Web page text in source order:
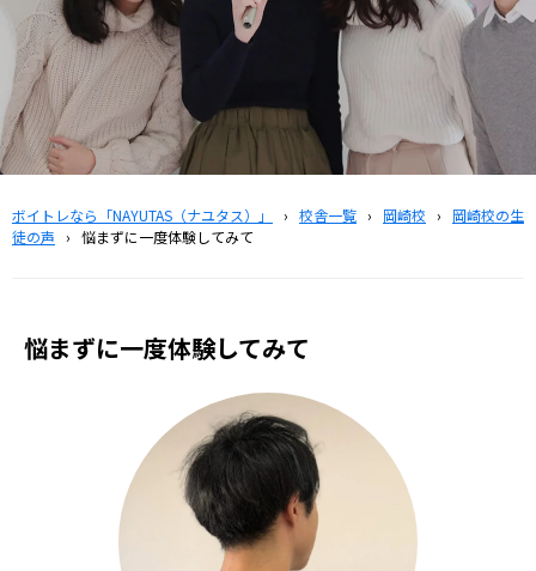
ボイトレなら「NAYUTAS（ナユタス）」 › 校舎一覧 › 岡崎校 ›
岡崎校の生
徒の声 › 悩まずに一度体験してみて
悩まずに一度体験してみて